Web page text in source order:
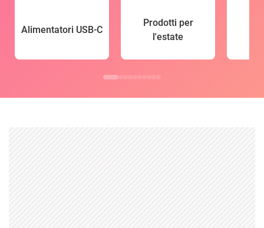
Alimentatori USB-C
Prodotti per
l'estate